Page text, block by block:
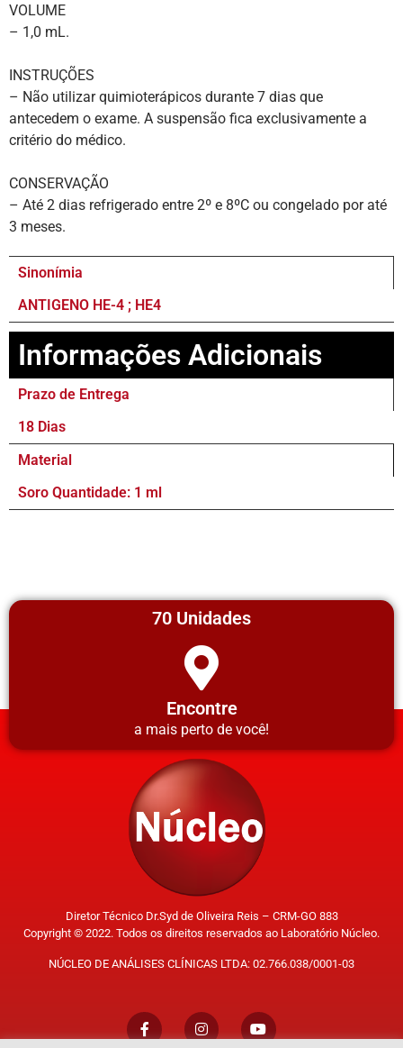
VOLUME
– 1,0 mL.
INSTRUÇÕES
– Não utilizar quimioterápicos durante 7 dias que
antecedem o exame. A suspensão fica exclusivamente a
critério do médico.
CONSERVAÇÃO
– Até 2 dias refrigerado entre 2º e 8ºC ou congelado por até
3 meses.
Sinonímia
ANTIGENO HE-4 ; HE4
Informações Adicionais
Prazo de Entrega
18 Dias
Material
Soro Quantidade: 1 ml
70 Unidades
Encontre
a mais perto de você!
Diretor Técnico Dr.Syd de Oliveira Reis – CRM-GO 883
Copyright © 2022. Todos os direitos reservados ao Laboratório Núcleo.
NÚCLEO DE ANÁLISES CLÍNICAS LTDA: 02.766.038/0001-03